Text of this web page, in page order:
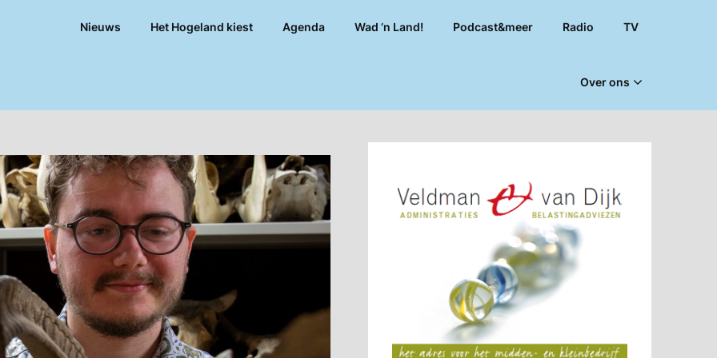
Nieuws Het Hogeland kiest Agenda Wad ’n Land! Podcast&meer Radio TV
Over ons